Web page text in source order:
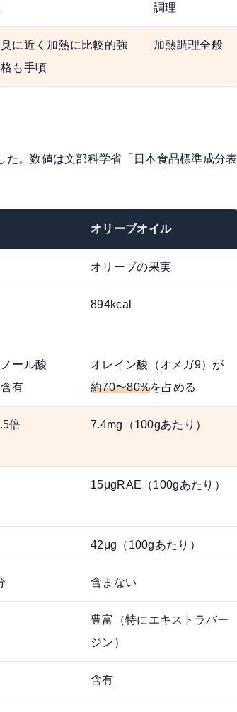
調理
に近く加熱に比較的強
も手頃
加熱調理全般
。数値は文部科学省「 日本食品標準成分表
オリーブオイル
オリーブの果実
894kcal
ール酸
有
オレイン酸（オメガ9）が
約70〜80%を占める
倍 7.4mg（100gあたり）
15μgRAE（100gあたり）
42μg（100gあたり）
含まない
豊富（特にエキストラバー
ジン）
含有